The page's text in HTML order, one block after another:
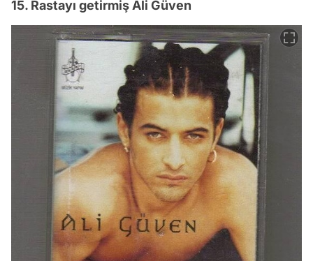
15. Rastayı getirmiş Ali Güven